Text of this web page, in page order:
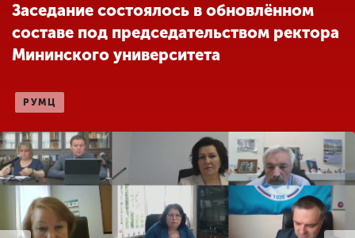
Другие виды
деятельности
Сведения об
образовательной
организации
ENG SPN CHI
Заседание состоялось в обновлённом
составе под председательством ректора
Мининского университета
РУМЦ